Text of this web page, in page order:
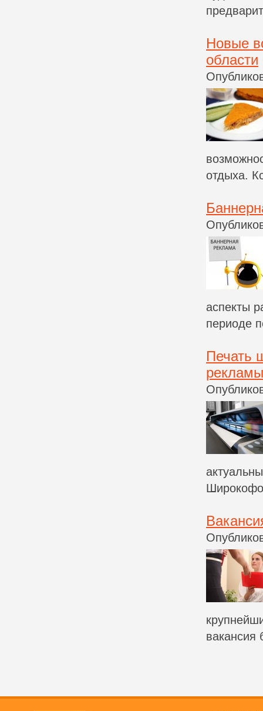
Новые
области
отдыха.
аспекты
периоде
Печать
рекламы
вакансия